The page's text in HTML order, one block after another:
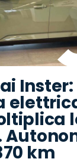
Inster:
km